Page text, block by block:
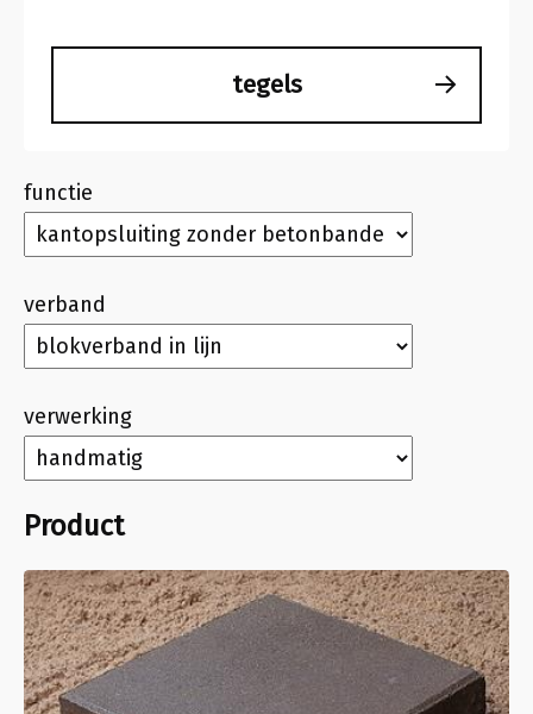
tegels
functie
verband
verwerking
Product